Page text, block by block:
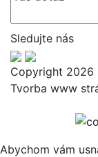
Sledujte nás
Copyright 2026
Tvorba www
Abychom vám